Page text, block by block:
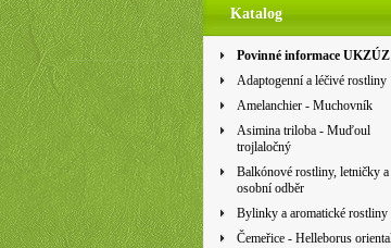
Katalog
Povinné informace UKZÚZ
Adaptogenní a léčivé rostliny
Amelanchier - Muchovník
Asimina triloba - Muďoul
trojlaločný
Balkónové rostliny, letničky
osobní odběr
Bylinky a aromatické rostliny
Čemeřice - Helleborus